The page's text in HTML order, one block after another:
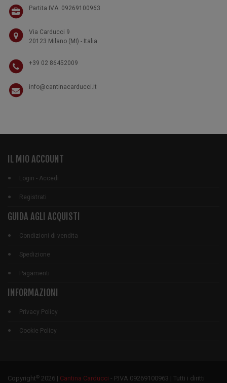
Partita IVA: 09269100963
Via Carducci 9
20123 Milano (MI) - Italia
+39 02 86452009
info@cantinacarducci.it
IL MIO ACCOUNT
Login - Accedi
Registrati
GUIDA AGLI ACQUISTI
Condizioni di vendita
Spedizione
Pagamenti
INFORMAZIONI
Privacy Policy
Cookie Policy
Copyright© 2026 | Cantina Carducci - P.IVA 09269100963 | Tutti i diritti